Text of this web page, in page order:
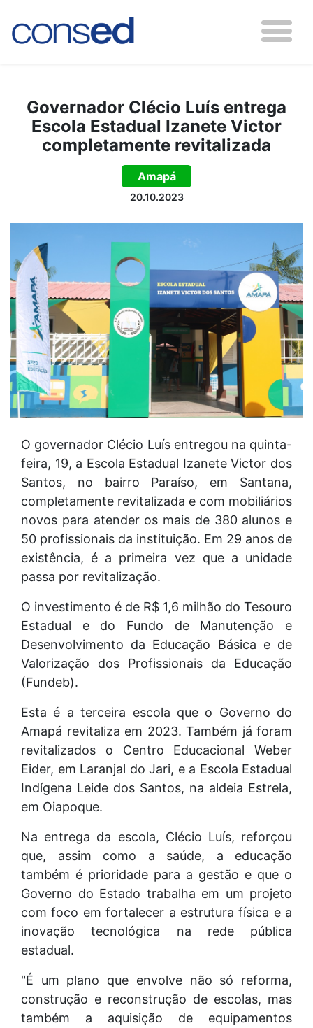
Governador Clécio Luís entrega
Escola Estadual Izanete Victor
completamente revitalizada
Amapá
20.10.2023
O governador Clécio Luís entregou na quinta-
feira, 19, a Escola Estadual Izanete Victor dos
Santos, no bairro Paraíso, em Santana,
completamente revitalizada e com mobiliários
novos para atender os mais de 380 alunos e
50 profissionais da instituição. Em 29 anos de
existência, é a primeira vez que a unidade
passa por revitalização.
O investimento é de R$ 1,6 milhão do Tesouro
Estadual e do Fundo de Manutenção e
Desenvolvimento da Educação Básica e de
Valorização dos Profissionais da Educação
(Fundeb).
Esta é a terceira escola que o Governo do
Amapá revitaliza em 2023. Também já foram
revitalizados o Centro Educacional Weber
Eider, em Laranjal do Jari, e a Escola Estadual
Indígena Leide dos Santos, na aldeia Estrela,
em Oiapoque.
Na entrega da escola, Clécio Luís, reforçou
que, assim como a saúde, a educação
também é prioridade para a gestão e que o
Governo do Estado trabalha em um projeto
com foco em fortalecer a estrutura física e a
inovação tecnológica na rede pública
estadual.
"É um plano que envolve não só reforma,
construção e reconstrução de escolas, mas
também a aquisição de equipamentos